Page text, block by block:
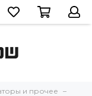
и прочее